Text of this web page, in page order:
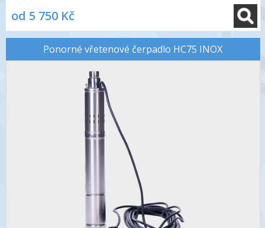
od 5 750 Kč
Ponorné vřetenové čerpadlo HC75 INOX